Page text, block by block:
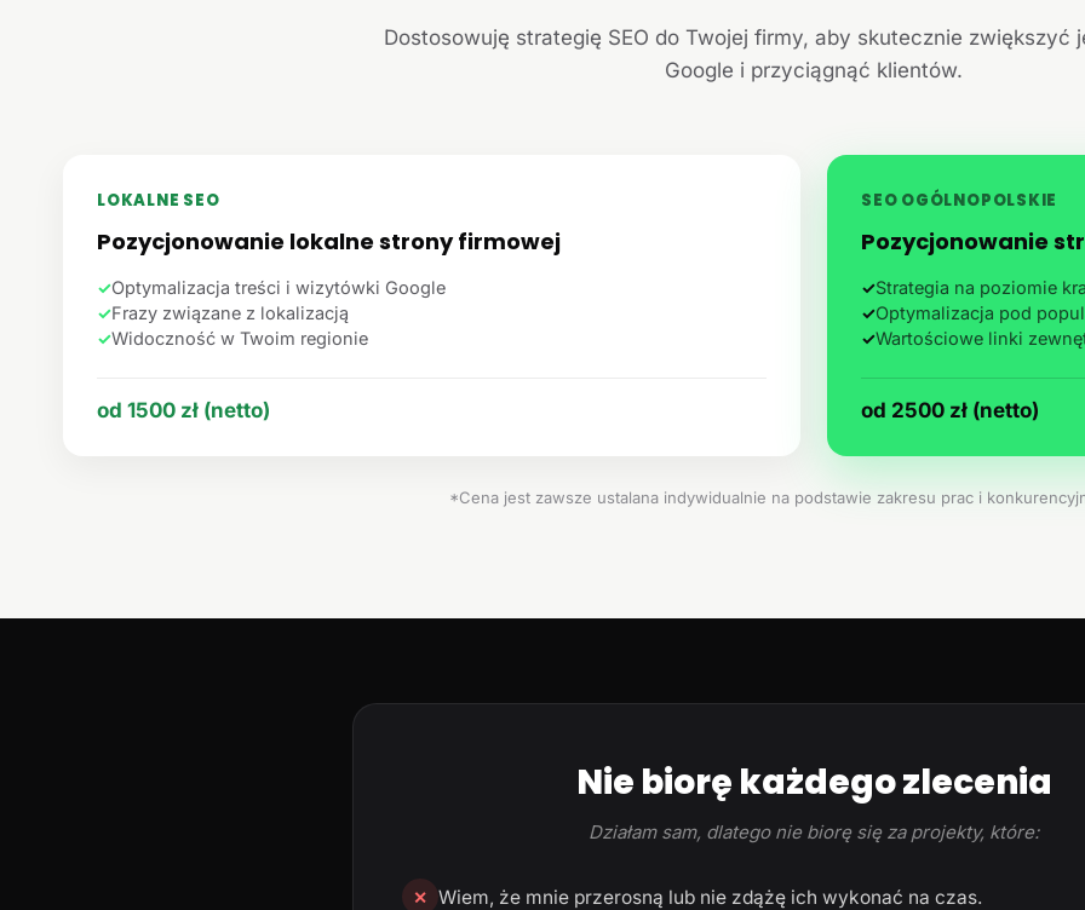
Dostosowuję strategię SEO do Twojej firmy, aby skutecznie zwiększyć
Google i przyciągnąć klientów.
LOKALNE SEO
Pozycjonowanie lokalne strony firmowej
✓Optymalizacja treści i wizytówki Google
✓Frazy związane z lokalizacją
✓Widoczność w Twoim regionie
od 1500 zł (netto)
SEO OGÓLNOPOLSKIE
Pozycjonowanie
✓Strategia na poziomie
✓Optymalizacja pod
✓Wartościowe linki
od 2500 zł (netto)
*Cena jest zawsze ustalana indywidualnie na podstawie zakresu prac i
Nie biorę każdego zlecenia
Działam sam, dlatego nie biorę się za projekty, które:
✕ Wiem, że mnie przerosną lub nie zdążę ich wykonać na czas.